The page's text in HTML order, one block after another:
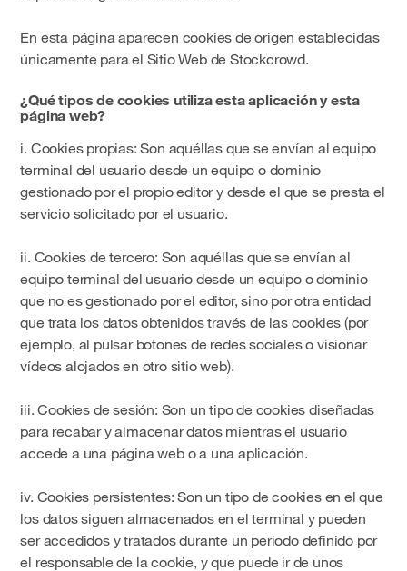
En esta página aparecen cookies de origen establecidas
únicamente para el Sitio Web de Stockcrowd.
¿Qué tipos de cookies utiliza esta aplicación y esta
página web?
i. Cookies propias: Son aquéllas que se envían al equipo
terminal del usuario desde un equipo o dominio
gestionado por el propio editor y desde el que se presta el
servicio solicitado por el usuario.
ii. Cookies de tercero: Son aquéllas que se envían al
equipo terminal del usuario desde un equipo o dominio
que no es gestionado por el editor, sino por otra entidad
que trata los datos obtenidos través de las cookies (por
ejemplo, al pulsar botones de redes sociales o visionar
vídeos alojados en otro sitio web).
iii.Cookies de sesión: Son un tipo de cookies diseñadas
para recabar y almacenar datos mientras el usuario
accede a una página web o a una aplicación.
iv. Cookies persistentes: Son un tipo de cookies en el que
los datos siguen almacenados en el terminal y pueden
ser accedidos y tratados durante un periodo definido por
el responsable de la cookie, y que puede ir de unos